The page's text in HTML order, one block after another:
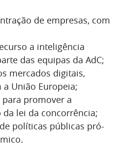
de empresas, com
a inteligência
das equipas da AdC;
mercados digitais,
União Europeia;
promover a
lei da concorrência;
políticas públicas pró-
.